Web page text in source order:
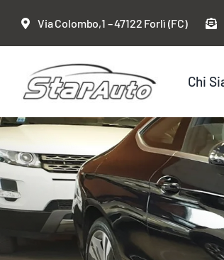
Via Colombo,1 – 47122 Forlì (FC)
Chi